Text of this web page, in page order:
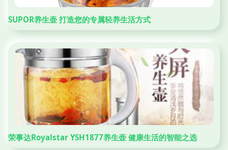
SUPOR养生壶 打造您的专属轻养生活方式
荣事达Royalstar YSH1877养生壶 健康生活的智能之选